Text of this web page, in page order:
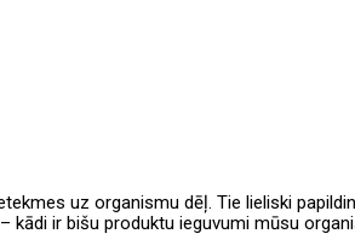
uz organismu dēļ. Tie lieliski
kādi ir bišu produktu ieguvumi mūsu